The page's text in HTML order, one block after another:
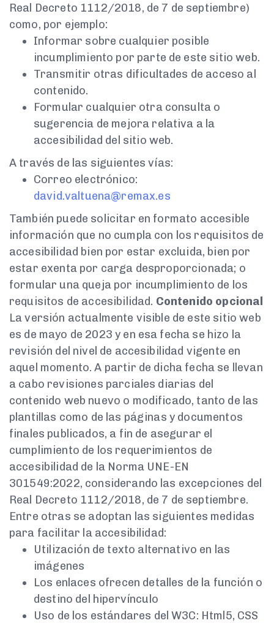
Real Decreto 1112/2018, de 7 de septiembre)
como, por ejemplo:
Informar sobre cualquier posible
incumplimiento por parte de este sitio web.
Transmitir otras dificultades de acceso al
contenido.
Formular cualquier otra consulta o
sugerencia de mejora relativa a la
accesibilidad del sitio web.
A través de las siguientes vías:
Correo electrónico:
david.valtuena@remax.es
También puede solicitar en formato accesible
información que no cumpla con los requisitos de
accesibilidad bien por estar excluida, bien por
estar exenta por carga desproporcionada; o
formular una queja por incumplimiento de los
requisitos de accesibilidad. Contenido opcional
La versión actualmente visible de este sitio web
es de mayo de 2023 y en esa fecha se hizo la
revisión del nivel de accesibilidad vigente en
aquel momento. A partir de dicha fecha se llevan
a cabo revisiones parciales diarias del
contenido web nuevo o modificado, tanto de las
plantillas como de las páginas y documentos
finales publicados, a fin de asegurar el
cumplimiento de los requerimientos de
accesibilidad de la Norma UNE-EN
301549:2022, considerando las excepciones del
Real Decreto 1112/2018, de 7 de septiembre.
Entre otras se adoptan las siguientes medidas
para facilitar la accesibilidad:
Utilización de texto alternativo en las
imágenes
Los enlaces ofrecen detalles de la función o
destino del hipervínculo
Uso de los estándares del W3C: Html5, CSS